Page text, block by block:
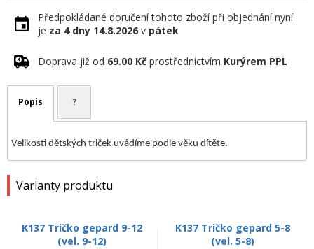
Předpokládané doručení tohoto zboží při objednání nyní
je za 4 dny 14.8.2026 v pátek
Doprava již od 69.00 Kč prostřednictvím Kurýrem PPL
Popis ?
Velikosti dětských triček uvádíme podle věku dítěte.
Varianty produktu
K137 Tričko gepard 9-12
(vel. 9-12)
K137 Tričko gepard 5-8
(vel. 5-8)